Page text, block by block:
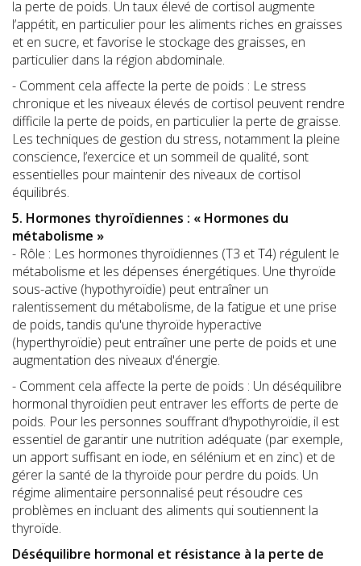
la perte de poids. Un taux élevé de cortisol augmente
l’appétit, en particulier pour les aliments riches en graisses
et en sucre, et favorise le stockage des graisses, en
particulier dans la région abdominale.
- Comment cela affecte la perte de poids : Le stress
chronique et les niveaux élevés de cortisol peuvent rendre
difficile la perte de poids, en particulier la perte de graisse.
Les techniques de gestion du stress, notamment la pleine
conscience, l’exercice et un sommeil de qualité, sont
essentielles pour maintenir des niveaux de cortisol
équilibrés.
5. Hormones thyroïdiennes : « Hormones du
métabolisme »
- Rôle : Les hormones thyroïdiennes (T3 et T4) régulent le
métabolisme et les dépenses énergétiques. Une thyroïde
sous-active (hypothyroïdie) peut entraîner un
ralentissement du métabolisme, de la fatigue et une prise
de poids, tandis qu'une thyroïde hyperactive
(hyperthyroïdie) peut entraîner une perte de poids et une
augmentation des niveaux d'énergie.
- Comment cela affecte la perte de poids : Un déséquilibre
hormonal thyroïdien peut entraver les efforts de perte de
poids. Pour les personnes souffrant d’hypothyroïdie, il est
essentiel de garantir une nutrition adéquate (par exemple,
un apport suffisant en iode, en sélénium et en zinc) et de
gérer la santé de la thyroïde pour perdre du poids. Un
régime alimentaire personnalisé peut résoudre ces
problèmes en incluant des aliments qui soutiennent la
thyroïde.
Déséquilibre hormonal et résistance à la perte de